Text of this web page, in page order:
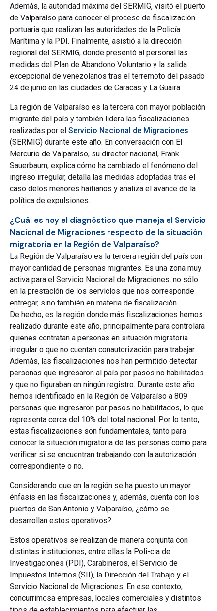
Además, la autoridad máxima del SERMIG, visitó el puerto
de Valparaíso para conocer el proceso de fiscalización
portuaria que realizan las autoridades de la Policía
Marítima y la PDI. Finalmente, asistió a la dirección
regional del SERMIG, donde presentó al personal las
medidas del Plan de Abandono Voluntario y la salida
excepcional de venezolanos tras el terremoto del pasado
24 de junio en las ciudades de Caracas y La Guaira.
La región de Valparaíso es la tercera con mayor población
migrante del país y también lidera las fiscalizaciones
realizadas por el Servicio Nacional de Migraciones
(SERMIG) durante este año. En conversación con El
Mercurio de Valparaíso, su director nacional, Frank
Sauerbaum, explica cómo ha cambiado el fenómeno del
ingreso irregular, detalla las medidas adoptadas tras el
caso delos menores haitianos y analiza el avance de la
política de expulsiones.
¿Cuál es hoy el diagnóstico que maneja el Servicio
Nacional de Migraciones respecto de la situación
migratoria en la Región de Valparaíso?
La Región de Valparaíso es la tercera región del país con
mayor cantidad de personas migrantes. Es una zona muy
activa para el Servicio Nacional de Migraciones, no sólo
en la prestación de los servicios que nos corresponde
entregar, sino también en materia de fiscalización.
De hecho, es la región donde más fiscalizaciones hemos
realizado durante este año, principalmente para controlara
quienes contratan a personas en situación migratoria
irregular o que no cuentan conautorización para trabajar.
Además, las fiscalizaciones nos han permitido detectar
personas que ingresaron al país por pasos no habilitados
y que no figuraban en ningún registro. Durante este año
hemos identificado en la Región de Valparaíso a 809
personas que ingresaron por pasos no habilitados, lo que
representa cerca del 10% del total nacional. Por lo tanto,
estas fiscalizaciones son fundamentales, tanto para
conocer la situación migratoria de las personas como para
verificar si se encuentran trabajando con la autorización
correspondiente o no.
Considerando que en la región se ha puesto un mayor
énfasis en las fiscalizaciones y, además, cuenta con los
puertos de San Antonio y Valparaíso, ¿cómo se
desarrollan estos operativos?
Estos operativos se realizan de manera conjunta con
distintas instituciones, entre ellas la Poli-cia de
Investigaciones (PDI), Carabineros, el Servicio de
Impuestos Internos (SII), la Dirección del Trabajo y el
Servicio Nacional de Migraciones. En ese contexto,
concurrimosa empresas, locales comerciales y distintos